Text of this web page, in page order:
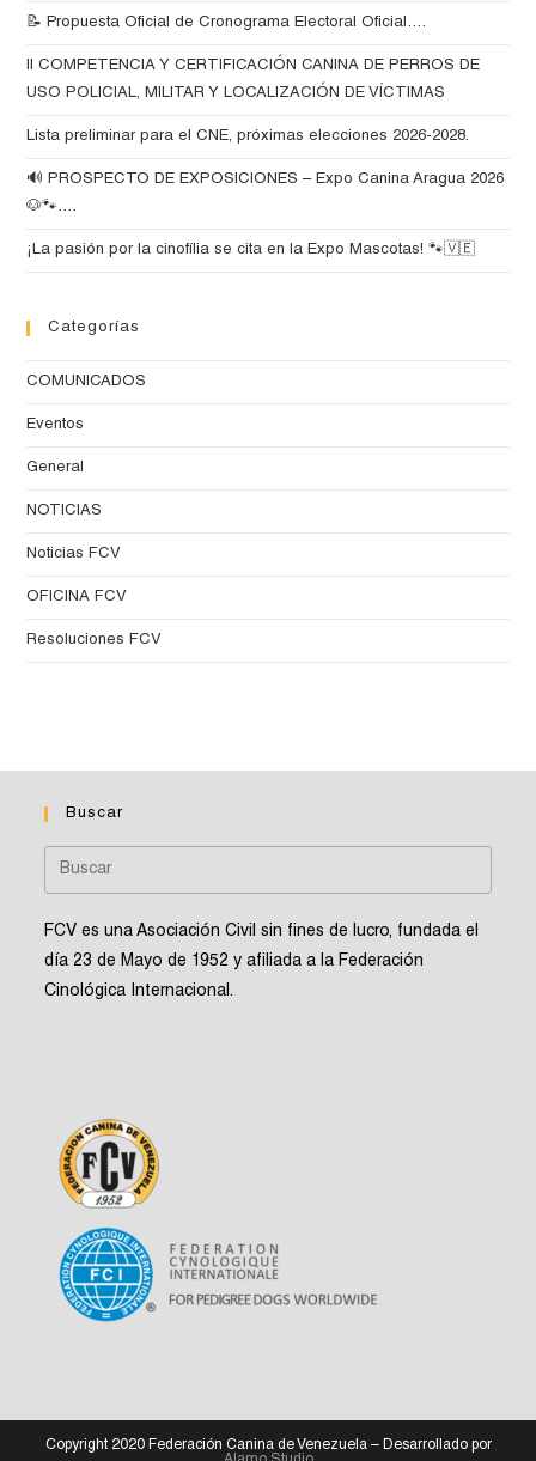
📝 Propuesta Oficial de Cronograma Electoral Oficial….
II COMPETENCIA Y CERTIFICACIÓN CANINA DE PERROS DE
USO POLICIAL, MILITAR Y LOCALIZACIÓN DE VÍCTIMAS
Lista preliminar para el CNE, próximas elecciones 2026-2028.
🔊 PROSPECTO DE EXPOSICIONES – Expo Canina Aragua 2026
🐶🐾….
¡La pasión por la cinofília se cita en la Expo Mascotas! 🐾🇻🇪
Categorías
COMUNICADOS
Eventos
General
NOTICIAS
Noticias FCV
OFICINA FCV
Resoluciones FCV
Buscar
FCV es una Asociación Civil sin fines de lucro, fundada el
día 23 de Mayo de 1952 y afiliada a la Federación
Cinológica Internacional.
Copyright 2020 Federación Canina de Venezuela – Desarrollado por